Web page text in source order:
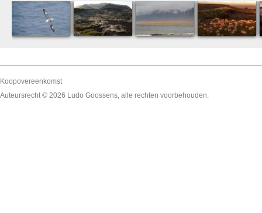
Koopovereenkomst
Auteursrecht © 2026 Ludo Goossens, alle rechten voorbehouden.